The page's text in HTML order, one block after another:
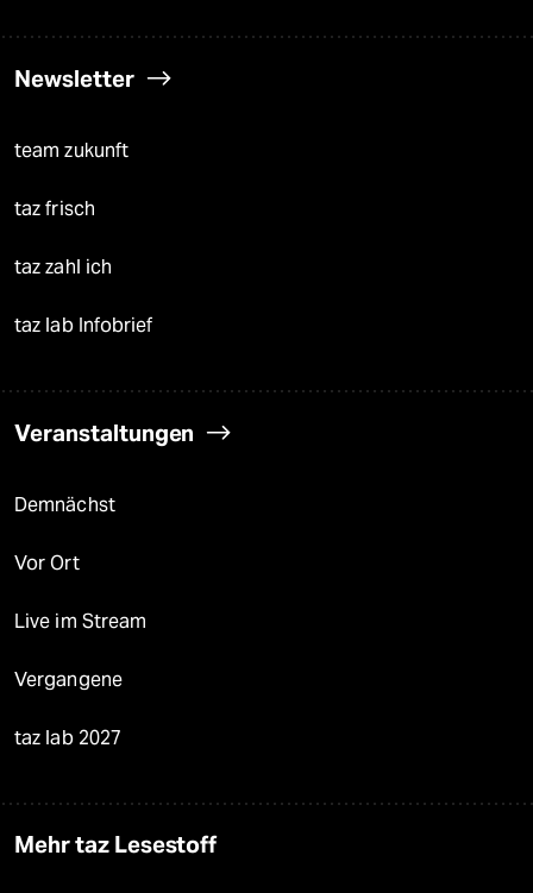
Newsletter
team zukunft
taz frisch
taz zahl ich
taz lab Infobrief
Veranstaltungen
Demnächst
Vor Ort
Live im Stream
Vergangene
taz lab 2027
Mehr taz Lesestoff